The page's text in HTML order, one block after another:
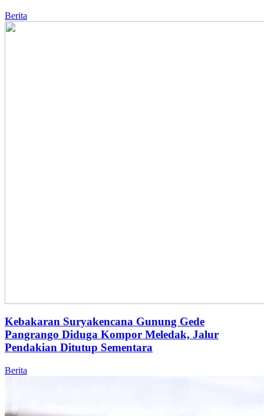
Berita
Kebakaran Suryakencana Gunung Gede
Pangrango Diduga Kompor Meledak, Jalur
Pendakian Ditutup Sementara
Berita